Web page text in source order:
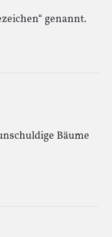
genannt.
Bäume